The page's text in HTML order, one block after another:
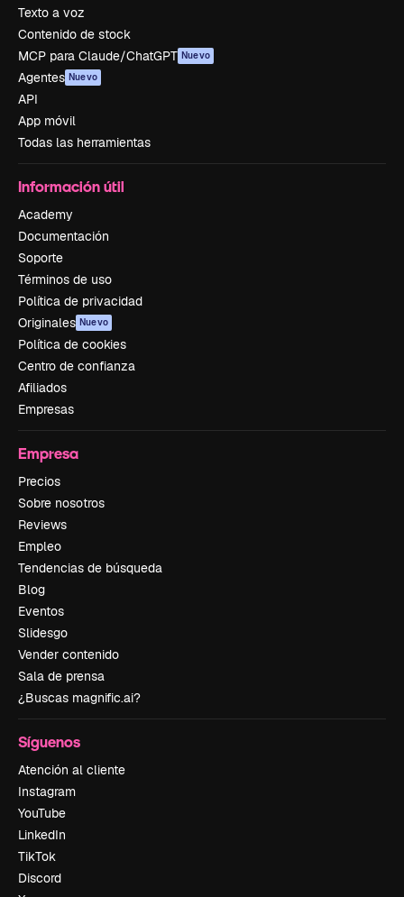
Texto a voz
Contenido de stock
MCP para Claude/ChatGPT Nuevo
Agentes Nuevo
API
App móvil
Todas las herramientas
Información útil
Academy
Documentación
Soporte
Términos de uso
Política de privacidad
Originales Nuevo
Política de cookies
Centro de confianza
Afiliados
Empresas
Empresa
Precios
Sobre nosotros
Reviews
Empleo
Tendencias de búsqueda
Blog
Eventos
Slidesgo
Vender contenido
Sala de prensa
¿Buscas magnific.ai?
Síguenos
Atención al cliente
Instagram
YouTube
LinkedIn
TikTok
Discord